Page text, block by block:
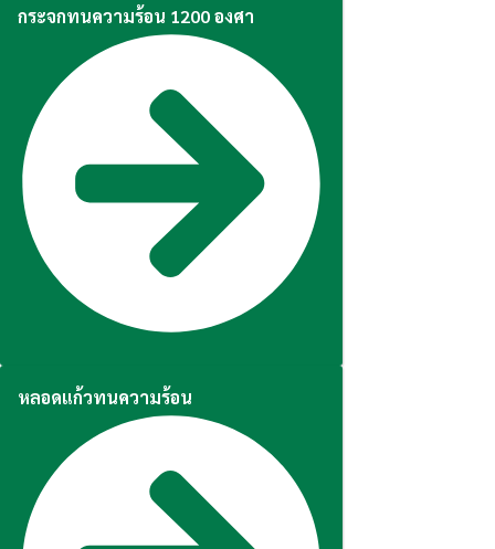
กระจกทนความร้อน 1200 องศา
หลอดแก้วทนความร้อน